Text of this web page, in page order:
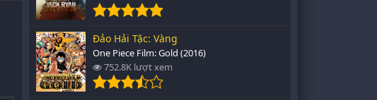
Đảo Hải Tặc: Vàng
One Piece Film: Gold (2016)
752.8K lượt xem